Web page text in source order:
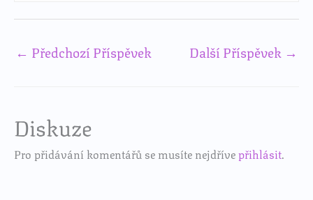
← Předchozí Příspěvek Další Příspěvek →
Diskuze
Pro přidávání komentářů se musíte nejdřívepřihlásit.